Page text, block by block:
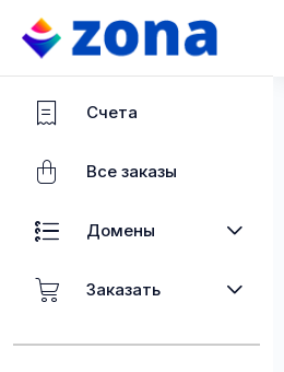
Счета
Все заказы
Домены
Заказать